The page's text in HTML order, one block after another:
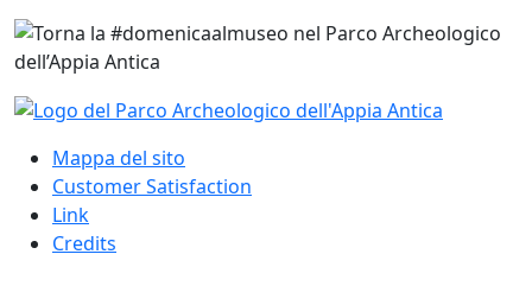
Mappa del sito
Customer Satisfaction
Link
Credits